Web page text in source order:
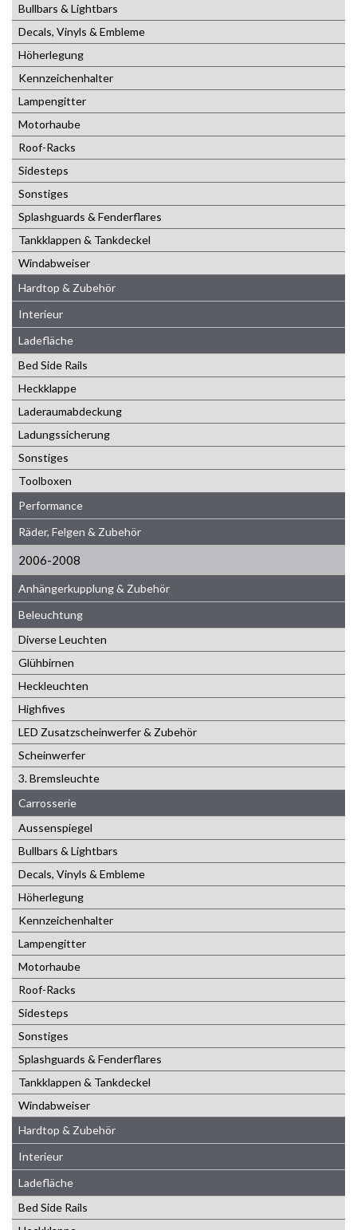
Bullbars & Lightbars
Decals, Vinyls & Embleme
Höherlegung
Kennzeichenhalter
Lampengitter
Motorhaube
Roof-Racks
Sidesteps
Sonstiges
Splashguards & Fenderflares
Tankklappen & Tankdeckel
Windabweiser
Hardtop & Zubehör
Interieur
Ladefläche
Bed Side Rails
Heckklappe
Laderaumabdeckung
Ladungssicherung
Sonstiges
Toolboxen
Performance
Räder, Felgen & Zubehör
2006-2008
Anhängerkupplung & Zubehör
Beleuchtung
Diverse Leuchten
Glühbirnen
Heckleuchten
Highfives
LED Zusatzscheinwerfer & Zubehör
Scheinwerfer
3. Bremsleuchte
Carrosserie
Aussenspiegel
Bullbars & Lightbars
Decals, Vinyls & Embleme
Höherlegung
Kennzeichenhalter
Lampengitter
Motorhaube
Roof-Racks
Sidesteps
Sonstiges
Splashguards & Fenderflares
Tankklappen & Tankdeckel
Windabweiser
Hardtop & Zubehör
Interieur
Ladefläche
Bed Side Rails